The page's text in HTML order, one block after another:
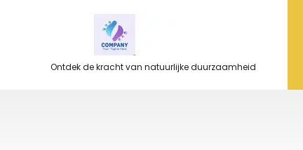
Ontdek de kracht van natuurlijke duurzaamheid